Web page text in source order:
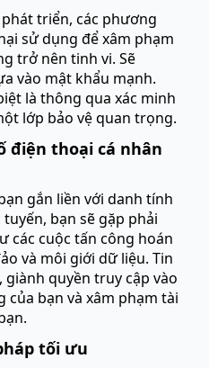
triển, các phương
sử dụng để xâm phạm
trở nên tinh vi. Sẽ
vào mật khẩu mạnh.
là thông qua xác minh
lớp bảo vệ quan trọng.
điện thoại cá nhân
gắn liền với danh tính
bạn sẽ gặp phải
các cuộc tấn công hoán
và môi giới dữ liệu. Tin
quyền truy cập vào
của bạn và xâm phạm tài
tối ưu